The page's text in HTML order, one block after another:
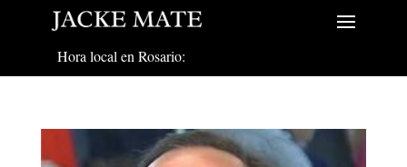
Hora local en Rosario: